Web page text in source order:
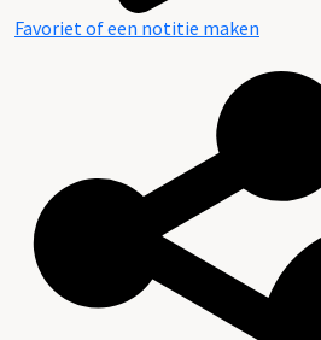
Favoriet of een notitie maken